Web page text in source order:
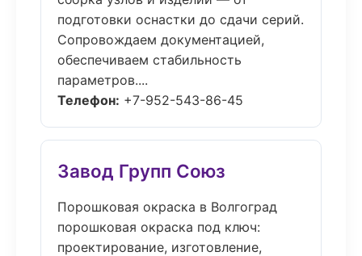
подготовки оснастки до сдачи серий.
Сопровождаем документацией,
обеспечиваем стабильность
параметров....
Телефон: +7-952-543-86-45
Завод Групп Союз
Порошковая окраска в Волгоград
порошковая окраска под ключ:
проектирование, изготовление,